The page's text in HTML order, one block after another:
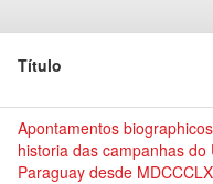
Título
Apontamentos
historia das campanhas do
Paraguay desde